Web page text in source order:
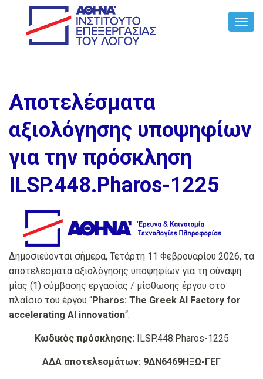
Αποτελέσματα
αξιολόγησης υποψηφίων
για την πρόσκληση
ILSP.448.Pharos-1225
Δημοσιεύονται σήμερα, Τετάρτη 11 Φεβρουαρίου 2026, τα
αποτελέσματα αξιολόγησης υποψηφίων για τη σύναψη
μίας (1) σύμβασης εργασίας / μίσθωσης έργου στο
πλαίσιο του έργου “Pharos: The Greek AI Factory for
accelerating AI innovation“.
Κωδικός πρόσκλησης: ILSP.448.Pharos-1225
ΑΔΑ αποτελεσμάτων: 9ΔΝ6469ΗΞΩ-ΓΕΓ